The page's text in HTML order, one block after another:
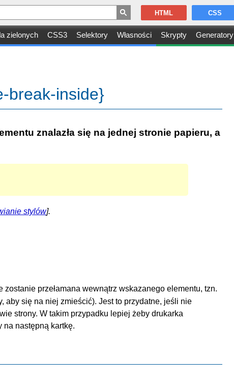
zielonych CSS3 Selektory Własności Skrypty Generatory
HTML CSS
break-inside}
znalazła się na jednej stronie papieru, a
stylów].
zostanie przełamana wewnątrz wskazanego elementu, tzn.
aby się na niej zmieścić). Jest to przydatne, jeśli nie
strony. W takim przypadku lepiej żeby drukarka
na następną kartkę.